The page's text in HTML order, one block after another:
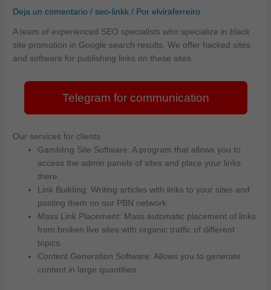
Deja un comentario /seo-linkk / Porelviraferreiro
A team of experienced SEO specialists who specialize in black
site promotion in Google search results. We offer hacked sites
and software for publishing links on these sites.
Telegram for communication
Our services for clients
Gambling Site Software: A program that allows you to
access the admin panels of sites and place your links
there.
Link Building: Writing articles with links to your sites and
posting them on our PBN network
Mass Link Placement: Mass automatic placement of links
from broken live sites with organic traffic of different
topics.
Content Generation Software: Allows you to generate
content in large quantities